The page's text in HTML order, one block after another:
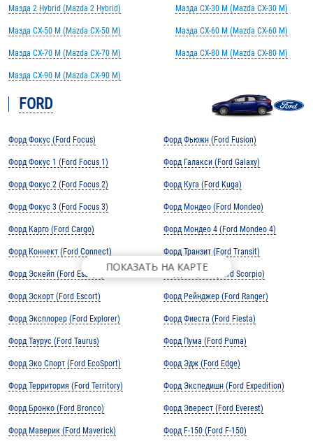
ПОКАЗАТЬ НА КАРТЕ
Мазда 2 Hybrid (Mazda 2 Hybrid)
Мазда CX-50 M (Mazda CX-50 M)
Мазда CX-70 M (Mazda CX-70 M)
Мазда CX-90 M (Mazda CX-90 M)
Мазда CX-30 M (Mazda CX-30 M)
Мазда CX-60 M (Mazda CX-60 M)
Мазда CX-80 M (Mazda CX-80 M)
FORD
Форд Фокус (Ford Focus)
Форд Фокус 1 (Ford Focus 1)
Форд Фокус 2 (Ford Focus 2)
Форд Фокус 3 (Ford Focus 3)
Форд Карго (Ford Cargo)
Форд Коннект (Ford Connect)
Форд Эскейп (Ford Escape)
Форд Эскорт (Ford Escort)
Форд Эксплорер (Ford Explorer)
Форд Таурус (Ford Taurus)
Форд Эко Спорт (Ford EcoSport)
Форд Территория (Ford Territory)
Форд Бронко (Ford Bronco)
Форд Маверик (Ford Maverick)
Форд Фьюжн (Ford Fusion)
Форд Галакси (Ford Galaxy)
Форд Куга (Ford Kuga)
Форд Мондео (Ford Mondeo)
Форд Мондео 4 (Ford Mondeo 4)
Форд Транзит (Ford Transit)
Форд Скорпио (Ford Scorpio)
Форд Рейнджер (Ford Ranger)
Форд Фиеста (Ford Fiesta)
Форд Пума (Ford Puma)
Форд Эдж (Ford Edge)
Форд Экспедишн (Ford Expedition)
Форд Эверест (Ford Everest)
Форд F-150 (Ford F-150)